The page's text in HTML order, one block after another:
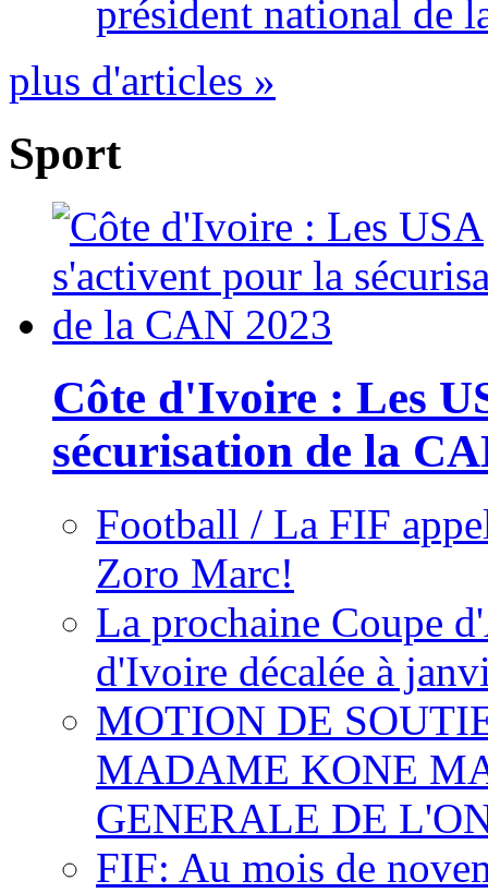
président national de
plus d'articles »
Sport
Côte d'Ivoire : Les
sécurisation de la
Football / La FIF
Zoro Marc!
La prochaine Coupe
d'Ivoire décalée à
MOTION DE
MADAME KONE
GENERALE DE
FIF: Au mois de